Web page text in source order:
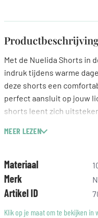
Met de Nuelida Shorts in
indruk tijdens warme
deze shorts een
perfect aansluit op jouw
shorts leent zich
luchtige top. De zachte
keuze voor jouw
een unieke manier
MEER LEZEN
Materiaal
Merk
Artikel ID
Klik op je maat om te bekijken in